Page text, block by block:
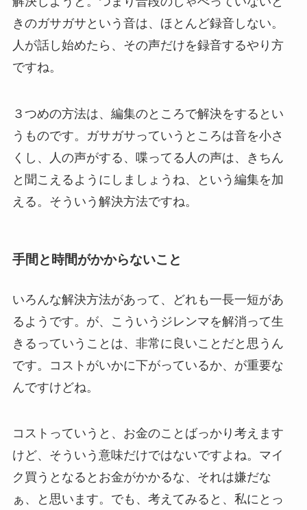
きのガサガサという音は、ほとんど録音しない。
人が話し始めたら、その声だけを録音するやり方
ですね。
３つめの方法は、編集のところで解決をするとい
うものです。ガサガサっていうところは音を小さ
くし、人の声がする、喋ってる人の声は、きちん
と聞こえるようにしましょうね、という編集を加
える。そういう解決方法ですね。
手間と時間がかからないこと
いろんな解決方法があって、どれも一長一短があ
るようです。が、こういうジレンマを解消って生
きるっていうことは、非常に良いことだと思うん
です。コストがいかに下がっているか、が重要な
んですけどね。
コストっていうと、お金のことばっかり考えます
けど、そういう意味だけではないですよね。マイ
ク買うとなるとお金がかかるな、それは嫌だな
ぁ、と思います。でも、考えてみると、私にとっ